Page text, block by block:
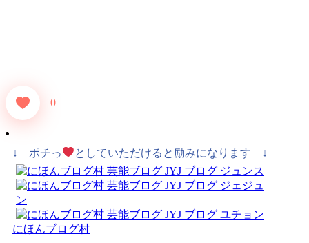
0
↓ ポチっ としていただけると励みになります ↓
にほんブログ村